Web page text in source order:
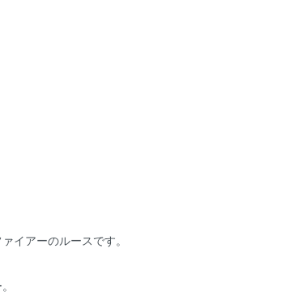
イアーのルースです。